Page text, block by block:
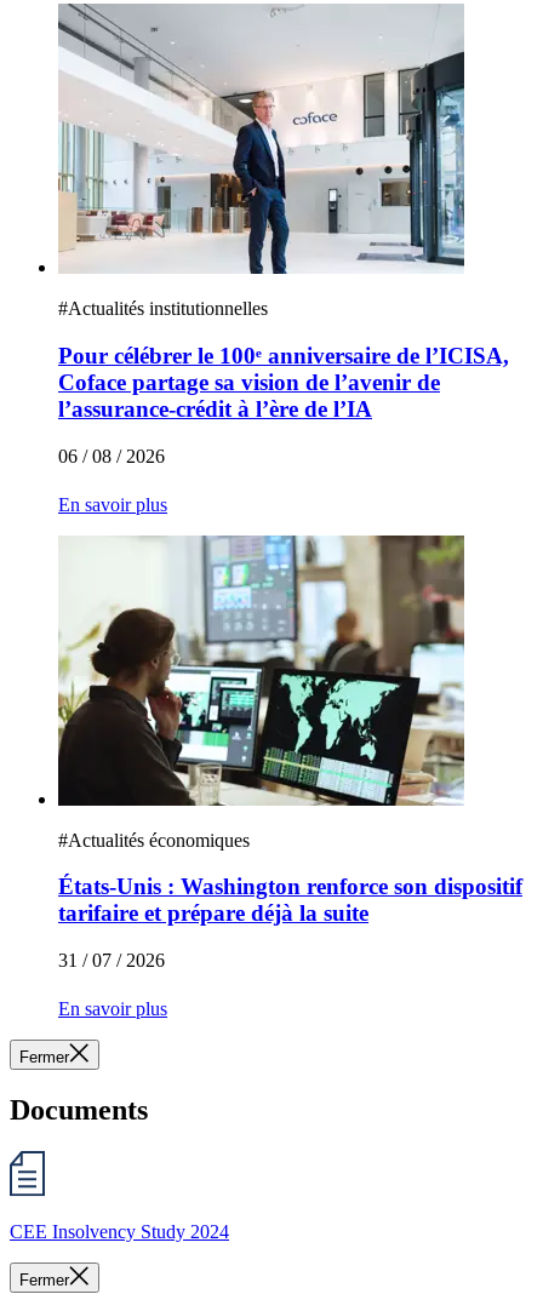
#Actualités institutionnelles
Pour célébrer le 100ᵉ anniversaire de l’ICISA,
Coface partage sa vision de l’avenir de
l’assurance-crédit à l’ère de l’IA
06 / 08 / 2026
En savoir plus
#Actualités économiques
États-Unis : Washington renforce son dispositif
tarifaire et prépare déjà la suite
31 / 07 / 2026
En savoir plus
Fermer
Documents
CEE Insolvency Study 2024
Fermer